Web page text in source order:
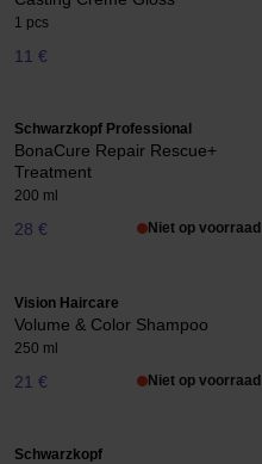
1 pcs
11 €
Schwarzkopf Professional
BonaCure Repair Rescue+
Treatment
200 ml
28 € Niet op voorraad
Vision Haircare
Volume & Color Shampoo
250 ml
21 € Niet op voorraad
Schwarzkopf